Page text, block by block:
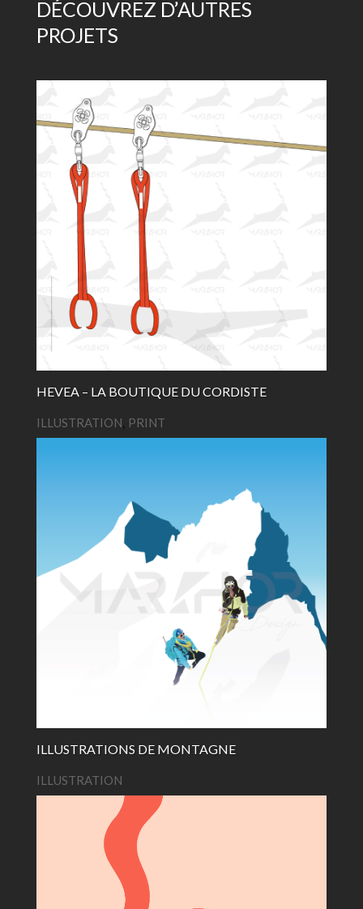
DÉCOUVREZ D’AUTRES
PROJETS
HEVEA – LA BOUTIQUE DU CORDISTE
ILLUSTRATION, PRINT
ILLUSTRATIONS DE MONTAGNE
ILLUSTRATION